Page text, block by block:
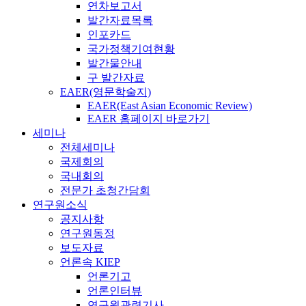
연차보고서
발간자료목록
인포카드
국가정책기여현황
발간물안내
구 발간자료
EAER(영문학술지)
EAER(East Asian Economic Review)
EAER 홈페이지 바로가기
세미나
전체세미나
국제회의
국내회의
전문가 초청간담회
연구원소식
공지사항
연구원동정
보도자료
언론속 KIEP
언론기고
언론인터뷰